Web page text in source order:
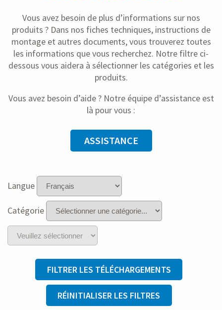
Vous avez besoin de plus d’informations sur nos
produits ? Dans nos fiches techniques, instructions de
montage et autres documents, vous trouverez toutes
les informations que vous recherchez. Notre filtre ci-
dessous vous aidera à sélectionner les catégories et les
produits.
Vous avez besoin d’aide ? Notre équipe d’assistance est
là pour vous :
ASSISTANCE
Langue
Catégorie
FILTRER LES TÉLÉCHARGEMENTS
RÉINITIALISER LES FILTRES